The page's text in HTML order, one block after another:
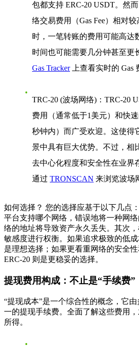
包都支持 ERC-20 USDT。然
络交易费用（Gas Fee）相对
时，一笔转账的费用可能高达
时间也可能需要几分钟甚至更
Gas Tracker上查看实时的 Gas
TRC-20 (波场网络) ：TRC-20
费用（通常低于1美元）和快
秒钟内）而广受欢迎。这使得
景中具有巨大优势。不过，相
去中心化程度和安全性在业界
通过 TRONSCAN 来浏览波场
如何选择？ 您的选择应基于以下几点：
平台支持哪个网络 ，错误地将一种网
络的地址将导致资产永久丢失。其次
敏感度进行权衡。如果追求极致的低
是理想选择；如果更看重网络的安全性
ERC-20 则是更稳妥的选择。
提现费用构成：不止是“手续费”
“提现成本”是一个综合性的概念，它
一的提现手续费。全面了解这些费用
所得。